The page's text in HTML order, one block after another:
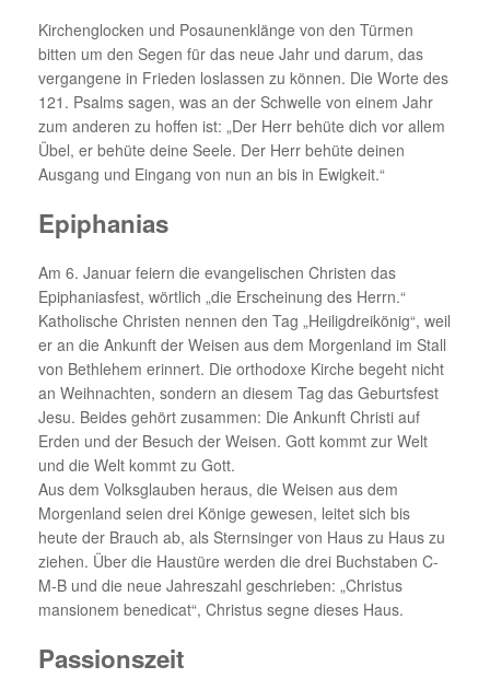
Kirchenglocken und Posaunenklänge von den Türmen
bitten um den Segen für das neue Jahr und darum, das
vergangene in Frieden loslassen zu können. Die Worte des
121. Psalms sagen, was an der Schwelle von einem Jahr
zum anderen zu hoffen ist: „Der Herr behüte dich vor allem
Übel, er behüte deine Seele. Der Herr behüte deinen
Ausgang und Eingang von nun an bis in Ewigkeit.“
Epiphanias
Am 6. Januar feiern die evangelischen Christen das
Epiphaniasfest, wörtlich „die Erscheinung des Herrn.“
Katholische Christen nennen den Tag „Heiligdreikönig“, weil
er an die Ankunft der Weisen aus dem Morgenland im Stall
von Bethlehem erinnert. Die orthodoxe Kirche begeht nicht
an Weihnachten, sondern an diesem Tag das Geburtsfest
Jesu. Beides gehört zusammen: Die Ankunft Christi auf
Erden und der Besuch der Weisen. Gott kommt zur Welt
und die Welt kommt zu Gott.
Aus dem Volksglauben heraus, die Weisen aus dem
Morgenland seien drei Könige gewesen, leitet sich bis
heute der Brauch ab, als Sternsinger von Haus zu Haus zu
ziehen. Über die Haustüre werden die drei Buchstaben C-
M-B und die neue Jahreszahl geschrieben: „Christus
mansionem benedicat“, Christus segne dieses Haus.
Passionszeit